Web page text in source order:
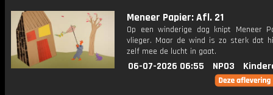
Meneer Papier: Afl. 21
Op een winderige dag knipt Meneer
vlieger. Maar de wind is zo sterk dat
zelf mee de lucht in gaat.
06-07-2026 06:55 NPO3